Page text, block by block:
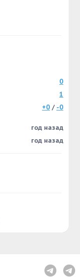
0
1
+0 / -0
год назад
год назад